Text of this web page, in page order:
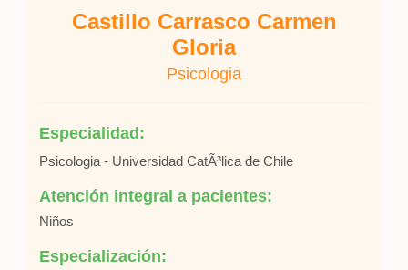
Castillo Carrasco Carmen
Gloria
Psicologia
Especialidad:
Psicologia - Universidad CatÃ³lica de Chile
Atención integral a pacientes:
Niños
Especialización: